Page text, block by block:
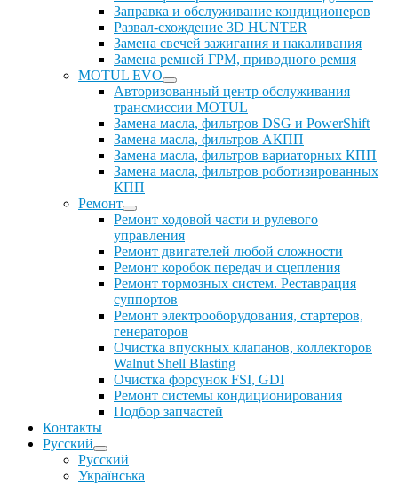
Заправка и обслуживание кондиционеров
Развал-схождение 3D HUNTER
Замена свечей зажигания и накаливания
Замена ремней ГРМ, приводного ремня
MOTUL EVO
Авторизованный центр обслуживания
трансмиссии MOTUL
Замена масла, фильтров DSG и PowerShift
Замена масла, фильтров АКПП
Замена масла, фильтров вариаторных КПП
Замена масла, фильтров роботизированных
КПП
Ремонт
Ремонт ходовой части и рулевого
управления
Ремонт двигателей любой сложности
Ремонт коробок передач и сцепления
Ремонт тормозных систем. Реставрация
суппортов
Ремонт электрооборудования, стартеров,
генераторов
Очистка впускных клапанов, коллекторов
Walnut Shell Blasting
Очистка форсунок FSI, GDI
Ремонт системы кондиционирования
Подбор запчастей
Контакты
Русский
Русский
Українська